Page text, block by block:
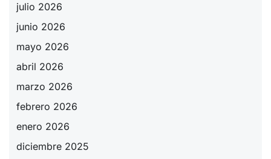
julio 2026
junio 2026
mayo 2026
abril 2026
marzo 2026
febrero 2026
enero 2026
diciembre 2025